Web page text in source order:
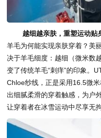
越细越亲肤， 重塑运动贴
羊毛为何能实现亲肤穿着？美
决于羊毛细度：越细（微米数
变了传统羊毛“刺痒”的印象。
Chloe纱线，正是采用16.5微
出细腻柔滑的穿着触感，为户
让穿着者在冰雪运动中尽享无